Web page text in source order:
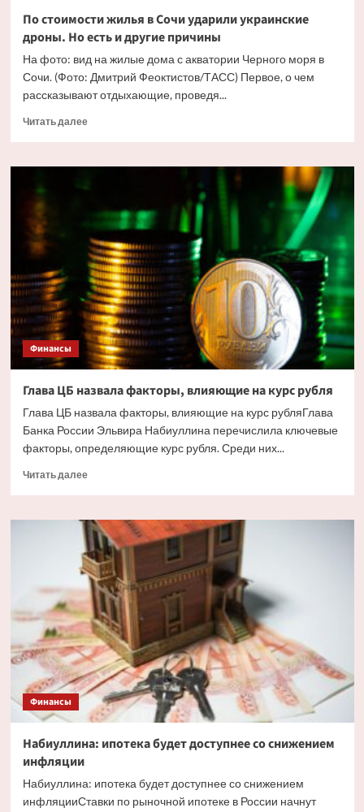
По стоимости жилья в Сочи ударили украинские
дроны. Но есть и другие причины
На фото: вид на жилые дома с акватории Черного моря в
Сочи. (Фото: Дмитрий Феоктистов/ТАСС) Первое, о чем
рассказывают отдыхающие, проведя...
Читать далееПрочитать
По
Сочи
ударили
украинские
дроны.
Но
есть
и
другие
причины
Финансы
Глава ЦБ назвала факторы, влияющие на курс рубля
Глава ЦБ назвала факторы, влияющие на курс рубляГлава
Банка России Эльвира Набиуллина перечислила ключевые
факторы, определяющие курс рубля. Среди них...
Читать далееПрочитать
Глава
ЦБ
назвала
факторы,
влияющие
на
курс
рубля
Финансы
Набиуллина: ипотека будет доступнее со снижением
инфляции
Набиуллина: ипотека будет доступнее со снижением
инфляцииСтавки по рыночной ипотеке в России начнут